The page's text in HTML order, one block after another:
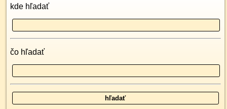
kde hľadať
čo hľadať